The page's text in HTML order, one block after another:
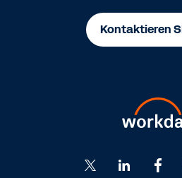
Kontaktieren